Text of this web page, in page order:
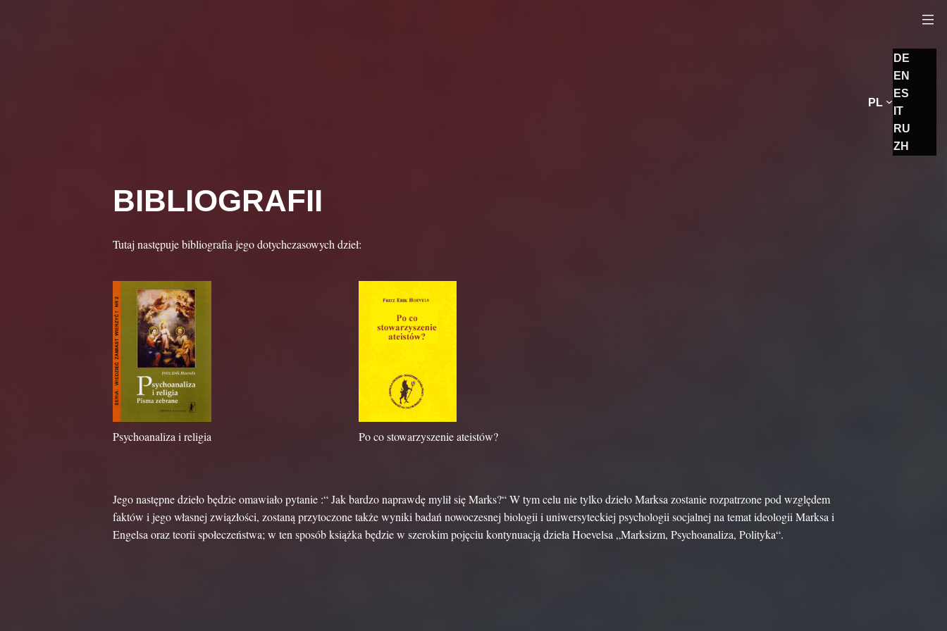
PL
DE
EN
ES
IT
RU
ZH
BIBLIOGRAFII
Tutaj następuje bibliografia jego dotychczasowych dzieł:
Psychoanaliza i religia Po co stowarzyszenie ateistów?
Jego następne dzieło będzie omawiało pytanie :“ Jak bardzo naprawdę mylił się Marks?“ W tym celu nie tylko dzieło Marksa zostanie rozpatrzone pod względem
faktów i jego własnej związłości, zostaną przytoczone także wyniki badań nowoczesnej biologii i uniwersyteckiej psychologii socjalnej na temat ideologii Marksa i
Engelsa oraz teorii społeczeństwa; w ten sposób książka będzie w szerokim pojęciu kontynuacją dzieła Hoevelsa „Marksizm, Psychoanaliza, Polityka“.